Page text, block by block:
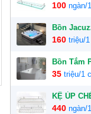
100 ngàn/
Bồn
160 triệu/
Bồn Tắm
35 triệu/1
KỆ ÚP
440 ngàn/